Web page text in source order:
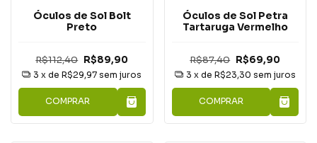
Óculos de Sol Bolt
Preto
R$112,40 R$89,90
3 x deR$29,97 sem juros
COMPRAR
Óculos de Sol Petra
Tartaruga Vermelho
R$87,40 R$69,90
3 x de R$23,30 sem juros
COMPRAR